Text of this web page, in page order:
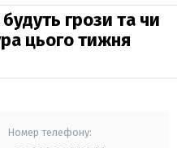
грози та чи
цього тижня
Номер телефону: